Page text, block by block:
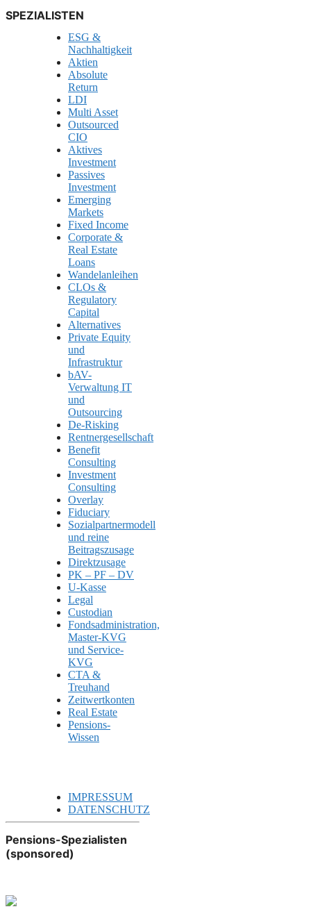
SPEZIALISTEN
ESG &
Nachhaltigkeit
Aktien
Absolute
Return
LDI
Multi Asset
Outsourced
CIO
Aktives
Investment
Passives
Investment
Emerging
Markets
Fixed Income
Corporate &
Real Estate
Loans
Wandelanleihen
CLOs &
Regulatory
Capital
Alternatives
Private Equity
und
Infrastruktur
bAV-
Verwaltung IT
und
Outsourcing
De-Risking
Rentnergesellschaft
Benefit
Consulting
Investment
Consulting
Overlay
Fiduciary
Sozialpartnermodell
und reine
Beitragszusage
Direktzusage
PK – PF – DV
U-Kasse
Legal
Custodian
Fondsadministration,
Master-KVG
und Service-
KVG
CTA &
Treuhand
Zeitwertkonten
Real Estate
Pensions-
Wissen
IMPRESSUM
DATENSCHUTZ
Pensions-Spezialisten
(sponsored)